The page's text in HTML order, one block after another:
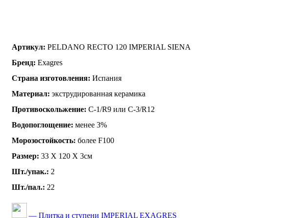
Артикул: PELDANO RECTO 120 IMPERIAL SIENA
Бренд: Exagres
Страна изготовления: Испания
Материал: экструдированная керамика
Противоскольжение: C-1/R9 или C-3/R12
Водопоглощение: менее 3%
Морозостойкость: более F100
Размер: 33 Х 120 Х 3см
Шт./упак.: 2
Шт./пал.: 22
— Плитка и ступени IMPERIAL EXAGRES